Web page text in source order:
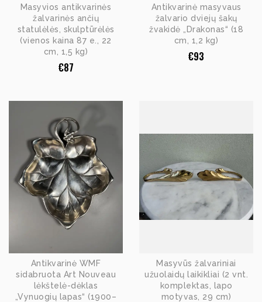
Masyvios antikvarinės
žalvarinės ančių
statulėlės, skulptūrėlės
(vienos kaina 87 e., 22
cm, 1,5 kg)
€87
Antikvarinė masyvaus
žalvario dviejų šakų
žvakidė „Drakonas“ (18
cm, 1,2 kg)
€93
Antikvarinė WMF
sidabruota Art Nouveau
lėkštelė-dėklas
„Vynuogių lapas“ (1900–
Masyvūs žalvariniai
užuolaidų laikikliai (2 vnt.
komplektas, lapo
motyvas, 29 cm)